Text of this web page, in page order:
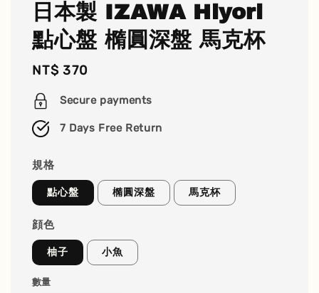
日本製 IZAWA Hiyori
點心盤 橢圓深盤 馬克杯
Regular
price
NT$ 370
Secure payments
7 Days Free Return
規格
點心盤 橢圓深盤 馬克杯
顔色
柚子 小魚
數量